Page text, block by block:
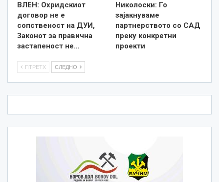
ВЛЕН: Охридскиот
договор не е
сопственост на ДУИ,
Законот за правична
застапеност не…
Николоски: Го
зајакнуваме
партнерството со САД
преку конкретни
проекти
ПТРЕТХ СЛЕДНО